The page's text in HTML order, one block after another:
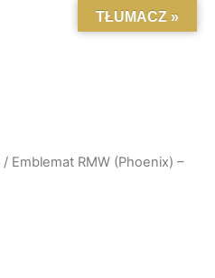
/ Emblemat RMW (Phoenix) –
TŁUMACZ »